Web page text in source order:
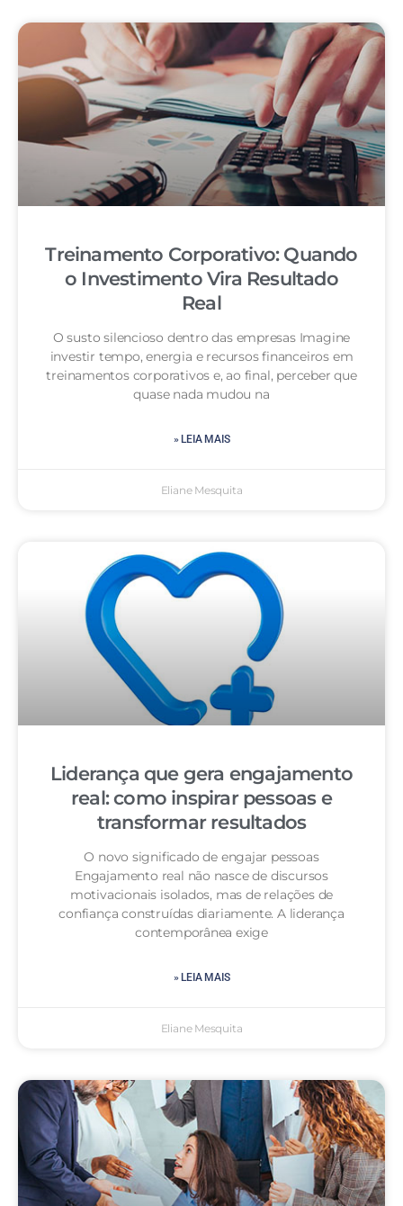
Treinamento Corporativo: Quando
o Investimento Vira Resultado
Real
O susto silencioso dentro das empresas Imagine
investir tempo, energia e recursos financeiros em
treinamentos corporativos e, ao final, perceber que
quase nada mudou na
» LEIA MAIS
Eliane Mesquita
Liderança que gera engajamento
real: como inspirar pessoas e
transformar resultados
O novo significado de engajar pessoas
Engajamento real não nasce de discursos
motivacionais isolados, mas de relações de
confiança construídas diariamente. A liderança
contemporânea exige
» LEIA MAIS
Eliane Mesquita